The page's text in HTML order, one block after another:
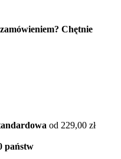
Chętnie
od 229,00 zł
państw